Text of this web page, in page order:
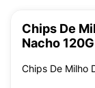
Chips De
Nacho 120G
Chips De Milho